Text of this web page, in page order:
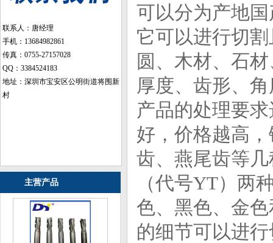
联系人：唐经理
手机：13684982861
传真：0755-27157028
QQ：3384524183
地址：深圳市宝安区公明街道将围新
村
主营产品
可以分为产地
它可以进行切
圆、木材、石
厚度、齿形、
产品的处理要
好，价格越高
齿、燕尾齿等
（代号YT）两
色、黑色、金
的细节可以进